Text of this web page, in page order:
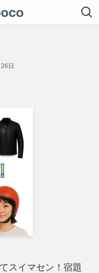
日
スイマセン！宿題